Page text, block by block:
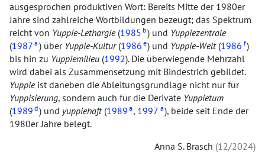
ausgesprochen produktiven Wort: Bereits Mitte der 1980er
Jahre sind zahlreiche Wortbildungen bezeugt; das Spektrum
reicht von Yuppie-Lethargie(1985 b) und Yuppiezentrale
(1987 a ) über Yuppie-Kultur(1986 e) und Yuppie-Welt(1986 f)
bis hin zu Yuppiemilieu (1992). Die überwiegende Mehrzahl
wird dabei als Zusammensetzung mit Bindestrich gebildet.
Yuppieist daneben die Ableitungsgrundlage nicht nur für
Yuppisierung, sondern auch für die Derivate Yuppietum
(1989 d) und yuppiehaft(1989 a , 1997 a), beide seit Ende der
1980er Jahre belegt.
Anna S. Brasch 12/2024